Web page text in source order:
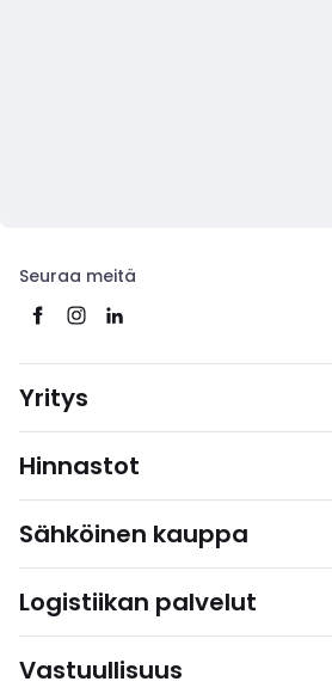
Seuraa meitä
Yritys
Hinnastot
Sähköinen kauppa
Logistiikan palvelut
Vastuullisuus